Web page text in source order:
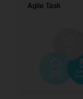
Agile Task